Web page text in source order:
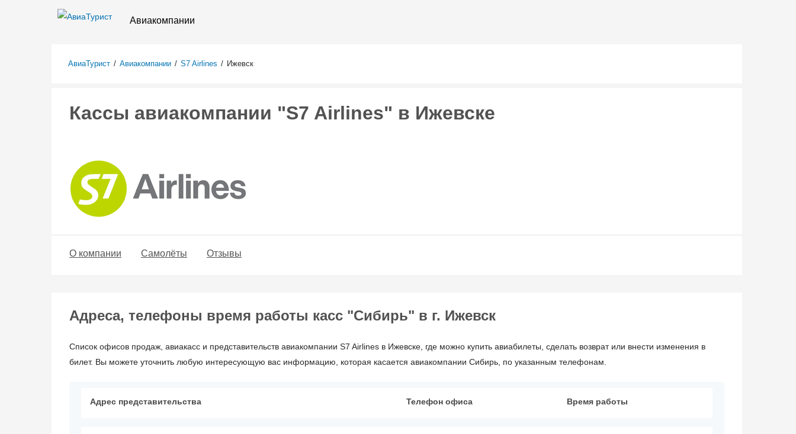
Авиакомпании
АвиаТурист / Авиакомпании / S7 Airlines / Ижевск
Кассы авиакомпании "S7 Airlines" в Ижевске
О компании Самолёты Отзывы
Адреса, телефоны время работы касс "Сибирь" в г. Ижевск
Список офисов продаж, авиакасс и представительств авиакомпании S7 Airlines в Ижевске, где можно купить авиабилеты, сделать возврат или внести изменения в
билет. Вы можете уточнить любую интересующую вас информацию, которая касается авиакомпании Сибирь, по указанным телефонам.
Адрес представительства Телефон офиса Время работы